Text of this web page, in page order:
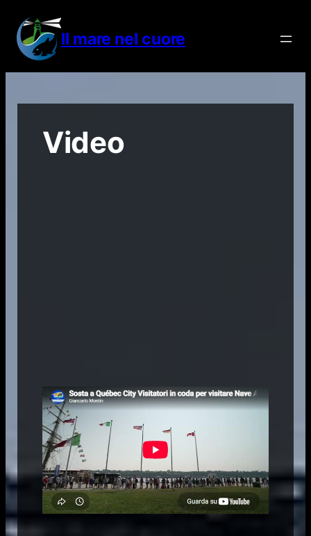
contenuto
Il mare nel cuore
Video